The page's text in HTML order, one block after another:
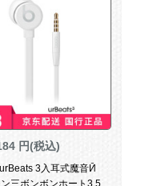
円(税込)
3入耳式魔音Ӣ
ン三ボンボンホート3.5